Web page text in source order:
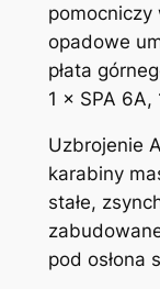
pomocniczy
opadowe
płata
1 × SPA
Uzbrojenie
karabiny
stałe,
pod osłona